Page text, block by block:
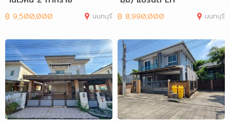
฿ 9,500,000 นนทบุรี ฿ 8,990,000 นนทบุรี